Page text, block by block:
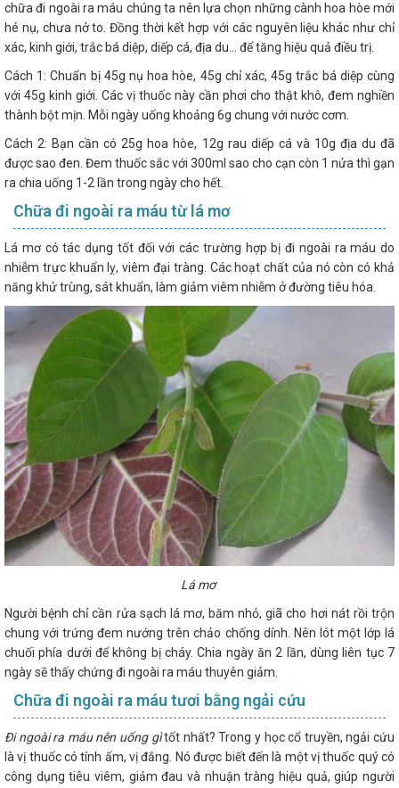
chữa đi ngoài ra máu chúng ta nên lựa chọn những cành hoa hòe mới
hé nụ, chưa nở to. Đồng thời kết hợp với các nguyên liệu khác như chỉ
xác, kinh giới, trắc bá diệp, diếp cá, địa du… để tăng hiệu quả điều trị.
Cách 1: Chuẩn bị 45g nụ hoa hòe, 45g chỉ xác, 45g trắc bá diệp cùng
với 45g kinh giới. Các vị thuốc này cần phơi cho thật khô, đem nghiền
thành bột mịn. Mỗi ngày uống khoảng 6g chung với nước cơm.
Cách 2: Bạn cần có 25g hoa hòe, 12g rau diếp cá và 10g địa du đã
được sao đen. Đem thuốc sắc với 300ml sao cho cạn còn 1 nửa thì gạn
ra chia uống 1-2 lần trong ngày cho hết.
Chữa đi ngoài ra máu từ lá mơ
Lá mơ có tác dụng tốt đối với các trường hợp bị đi ngoài ra máu do
nhiễm trực khuẩn lỵ, viêm đại tràng. Các hoạt chất của nó còn có khả
năng khử trùng, sát khuẩn, làm giảm viêm nhiễm ở đường tiêu hóa.
Lá mơ
Người bệnh chỉ cần rửa sạch lá mơ, băm nhỏ, giã cho hơi nát rồi trộn
chung với trứng đem nướng trên chảo chống dính. Nên lót một lớp lá
chuối phía dưới để không bị cháy. Chia ngày ăn 2 lần, dùng liên tục 7
ngày sẽ thấy chứng đi ngoài ra máu thuyên giảm.
Chữa đi ngoài ra máu tươi bằng ngải cứu
Đi ngoài ra máu nên uống gìtốt nhất? Trong y học cổ truyền, ngải cứu
là vị thuốc có tính ấm, vị đắng. Nó được biết đến là một vị thuốc quý có
công dụng tiêu viêm, giảm đau và nhuận tràng hiệu quả, giúp người